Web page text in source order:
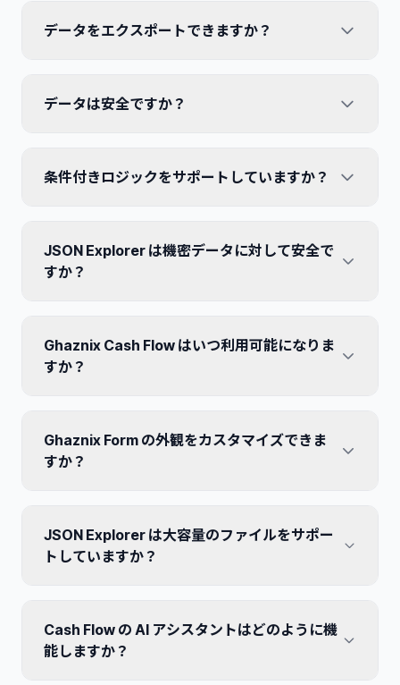
す。私たちは、誰もが利用できるツールを信じていま
データをエクスポートできますか？
式でエクスポートできます。
データは安全ですか？
号化を使用し、厳格なデータプライバシー規制を遵守し
条件付きロジックをサポートしていますか？
にし、スマートで動的なフォームを作成できます。
JSON Explorer は機密データに対して安全で
すか？
データはすべてブラウザ内で処理され、サーバーに送信
されることはありません。
Ghaznix Cash Flow はいつ利用可能になりま
すか？
バイルの両方のプラットフォームでパブリックベータ版
がリリースされる予定です。
Ghaznix Form の外観をカスタマイズできま
すか？
致するように、色、フォント、レイアウトを変更できま
す。
JSON Explorer は大容量のファイルをサポー
トしていますか？
ぶ大規模な JSON 構造もスムーズに処理できます。
Cash Flow の AI アシスタントはどのように機
能しますか？